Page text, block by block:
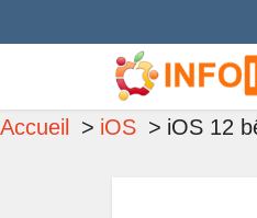
Accueil iOS iOS 12